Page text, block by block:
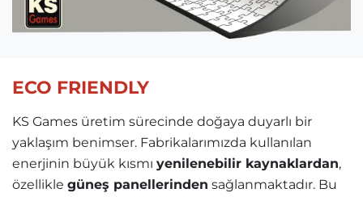
ECO FRIENDLY
KS Games üretim sürecinde doğaya duyarlı bir
yaklaşım benimser. Fabrikalarımızda kullanılan
enerjinin büyük kısmı yenilenebilir kaynaklardan,
özellikle güneş panellerinden sağlanmaktadır. Bu